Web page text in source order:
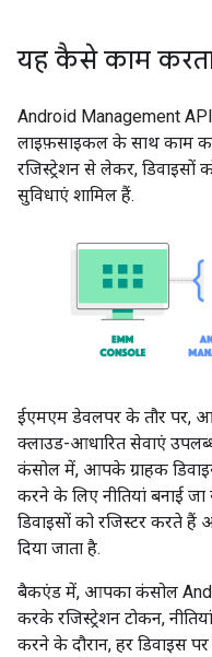
यह कैसे काम
Android Management
लाइफ़साइकल के साथ काम
रजिस्ट्रेशन से लेकर,
सुविधाएं शामिल हैं.
ईएमएम डेवलपर के तौर पर,
क्लाउड-आधारित सेवाएं
कंसोल में, आपके ग्राहक
करने के लिए नीतियां बनाई
डिवाइसों को रजिस्टर करते
दिया जाता है.
बैकएंड में, आपका कंसोल
करके रजिस्ट्रेशन टोकन,
करने के दौरान, हर डिवाइस